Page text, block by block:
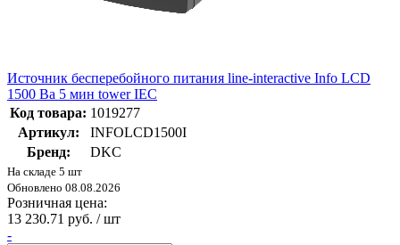
Источник бесперебойного питания line-interactive Info LCD
1500 Ва 5 мин tower IEC
Код товара: 1019277
Артикул:
INFOLCD1500I
Бренд:
DKC
На складе 5 шт
Обновлено 08.08.2026
Розничная цена:
13 230.71 руб. / шт
-